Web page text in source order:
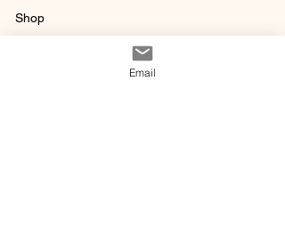
Shop
instagram
Email